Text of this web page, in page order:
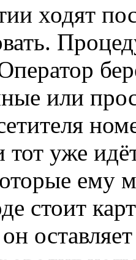
ходят
или
тот уже
ему
стоит